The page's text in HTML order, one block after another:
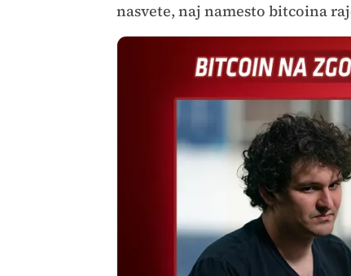
nasvete, naj namesto bitcoina